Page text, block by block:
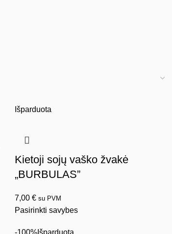
Išparduota
Kietoji sojų vaško žvakė
„BURBULAS”
7,00 € su PVM
Pasirinkti savybes
-100% Išparduota